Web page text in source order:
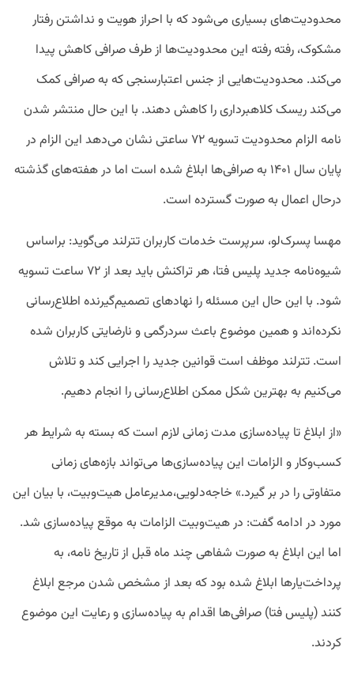
محدودیت‌های بسیاری می‌شود که با احراز هویت و نداشتن رفتار
مشکوک، رفته رفته این محدودیت‌ها از طرف صرافی کاهش پیدا
می‌کند. محدودیت‌هایی از جنس اعتبارسنجی که به صرافی کمک
می‌کند ریسک کلاهبرداری را کاهش دهند. با این حال منتشر شدن
نامه الزام محدودیت تسویه ۷۲ ساعتی نشان می‌دهد این الزام در
پایان سال ۱۴۰۱ به صرافی‌ها ابلاغ شده است اما در هفته‌های گذشته
درحال اعمال به صورت گسترده است.
مهسا پسرک‌لو، سرپرست خدمات کاربران تترلند می‌گوید: براساس
شیوه‌نامه جدید پلیس فتا، هر تراکنش باید بعد از ۷۲ ساعت تسویه
شود. با این حال این مسئله را نهاد‌های تصمیم‌گیرنده اطلاع‌رسانی
نکرده‌اند و همین موضوع باعث سردرگمی و نارضایتی کاربران شده
است. تترلند موظف است قوانین جدید را اجرایی کند و تلاش
می‌کنیم به بهترین شکل ممکن اطلاع‌رسانی را انجام دهیم.
«از ابلاغ تا پیاده‌سازی مدت زمانی لازم است که بسته به شرایط هر
کسب‌وکار و الزامات این پیاده‌سازی‌ها می‌تواند بازه‌های زمانی
متفاوتی را در بر گیرد.» خاجه‌دلویی،مدیرعامل هیت‌وبیت، با بیان این
مورد در ادامه گفت: در هیت‌وبیت الزامات به موقع پیاده‌سازی شد.
اما این ابلاغ به صورت شفاهی چند ماه قبل از تاریخ نامه، به
پرداخت‌یارها ابلاغ شده بود که بعد از مشخص شدن مرجع ابلاغ
کنند (پلیس فتا) صرافی‌ها اقدام به پیاده‌سازی و رعایت این موضوع
کردند.